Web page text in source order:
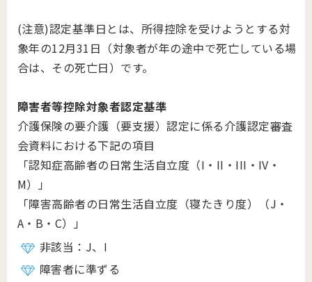
(注意)認定基準日とは、所得控除を受けようとする対
象年の12月31日（対象者が年の途中で死亡している場
合は、その死亡日）です。
障害者等控除対象者認定基準
介護保険の要介護（要支援）認定に係る介護認定審査
会資料における下記の項目
「認知症高齢者の日常生活自立度（I・II・III・IV・
M）」
「障害高齢者の日常生活自立度（寝たきり度）（J・
A・B・C）」
非該当：J、I
障害者に準ずる